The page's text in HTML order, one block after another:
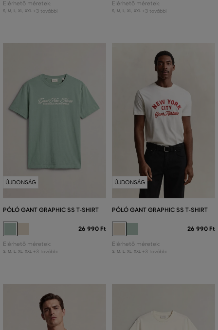
Elérhető méretek:
S, M L, XL, XXL +3 további
Elérhető méretek:
S, M L, XL, XXL +3 további
ÚJDONSÁG
PÓLÓ GANT GRAPHIC SS T-SHIRT
26 990 Ft
Elérhető méretek:
S, M L, XL, XXL +3 további
ÚJDONSÁG
PÓLÓ GANT GRAPHIC SS T-SHIRT
26 990 Ft
Elérhető méretek:
S, M L, XL, XXL +3 további